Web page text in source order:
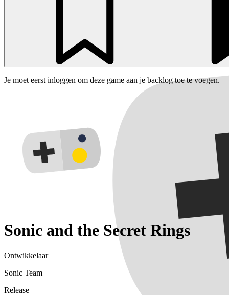
Je moet eerst inloggen om deze game aan je backlog toe te voegen.
Sonic and the Secret Rings
Ontwikkelaar
Sonic Team
Release